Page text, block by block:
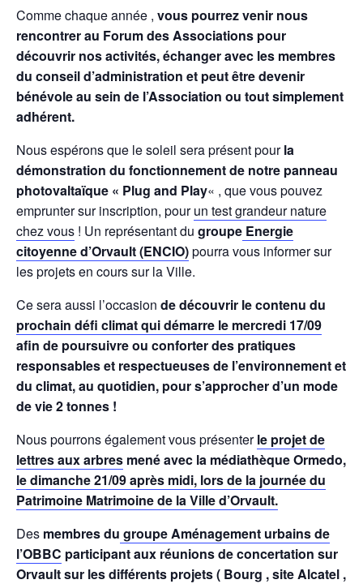
Comme chaque année , vous pourrez venir nous
rencontrer au Forum des Associations pour
découvrir nos activités, échanger avec les membres
du conseil d’administration et peut être devenir
bénévole au sein de l’Association ou tout simplement
adhérent.
Nous espérons que le soleil sera présent pourla
démonstration du fonctionnement de notre panneau
photovaltaïque « Plug and Play« , que vous pouvez
emprunter sur inscription, pourun test grandeur nature
chez vous ! Un représentant du groupe Energie
citoyenne d’Orvault (ENCIO)pourra vous informer sur
les projets en cours sur la Ville.
Ce sera aussi l’occasion de découvrir le contenu du
prochain défi climat qui démarre le mercredi 17/09
afin de poursuivre ou conforter des pratiques
responsables et respectueuses de l’environnement et
du climat, au quotidien, pour s’approcher d’un mode
de vie 2 tonnes !
Nous pourrons également vous présenterle projet de
lettres aux arbres mené avec la médiathèque Ormedo,
le dimanche 21/09 après midi, lors de la journée du
Patrimoine Matrimoine de la Ville d’Orvault.
Des membres du groupe Aménagement urbains de
l’OBBC participant aux réunions de concertation sur
Orvault sur les différents projets ( Bourg , site Alcatel ,